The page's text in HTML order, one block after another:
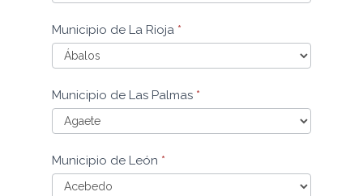
de
La
Municipio de La Rioja *
de
La
Municipio de Las Palmas *
de
Las
Municipio de León *